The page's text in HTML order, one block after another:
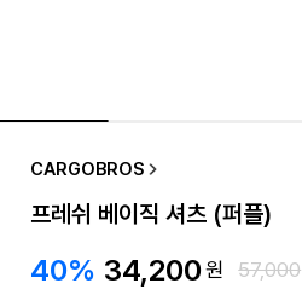
CARGOBROS
프레쉬 베이직 셔츠 (퍼플)
40% 34,200원 57,000